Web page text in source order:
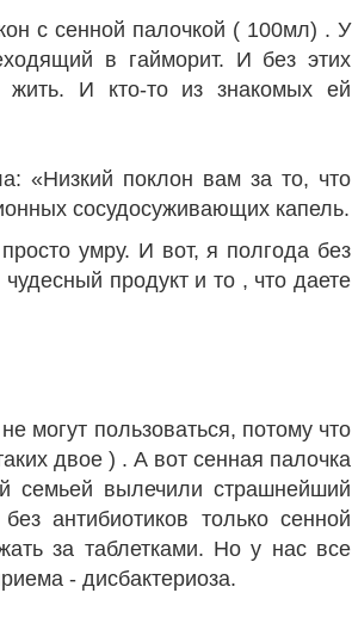
с сенной палочкой ( 100мл) . У
в гайморит. И без этих
жить. И кто-то из знакомых ей
«Низкий поклон вам за то, что
сосудосуживающих капель.
умру. И вот, я полгода без
продукт и то , что даете
могут пользоваться, потому что
двое ) . А вот сенная палочка
семьей вылечили страшнейший
антибиотиков только сенной
за таблетками. Но у нас все
- дисбактериоза.